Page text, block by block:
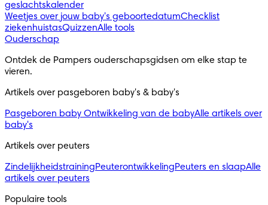
geslachtskalender
Weetjes over jouw baby's geboortedatumChecklist
ziekenhuistasQuizzenAlle tools
Ouderschap
Ontdek de Pampers ouderschapsgidsen om elke stap te
vieren.
Artikels over pasgeboren baby's & baby's
Pasgeboren baby Ontwikkeling van de babyAlle artikels over
baby's
Artikels over peuters
ZindelijkheidstrainingPeuterontwikkelingPeuters en slaapAlle
artikels over peuters
Populaire tools